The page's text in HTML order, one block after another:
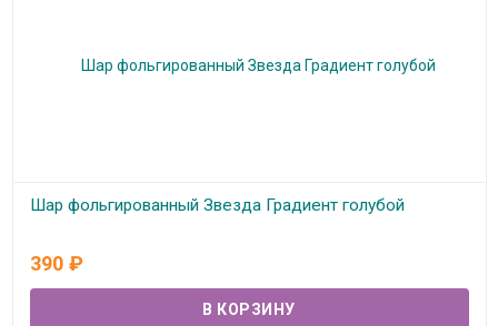
Шар фольгированный Звезда Градиент голубой
390 ₽